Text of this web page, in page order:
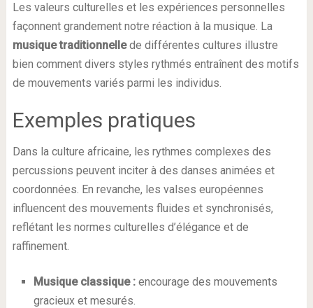
Les valeurs culturelles et les expériences personnelles
façonnent grandement notre réaction à la musique. La
musique traditionnellede différentes cultures illustre
bien comment divers styles rythmés entraînent des motifs
de mouvements variés parmi les individus.
Exemples pratiques
Dans la culture africaine, les rythmes complexes des
percussions peuvent inciter à des danses animées et
coordonnées. En revanche, les valses européennes
influencent des mouvements fluides et synchronisés,
reflétant les normes culturelles d’élégance et de
raffinement.
Musique classique :encourage des mouvements
gracieux et mesurés.